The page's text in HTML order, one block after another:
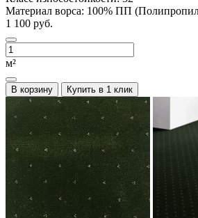
Материал ворса: 100% ПП
1 100 руб.
м²
В корзину Купить в 1 клик